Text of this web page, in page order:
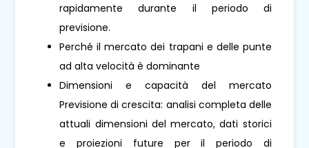
rapidamente durante il periodo di
previsione.
Perché il mercato dei trapani e delle punte
ad alta velocità è dominante
Dimensioni e capacità del mercato
Previsione di crescita: analisi completa delle
attuali dimensioni del mercato, dati storici
e proiezioni future per il periodo di